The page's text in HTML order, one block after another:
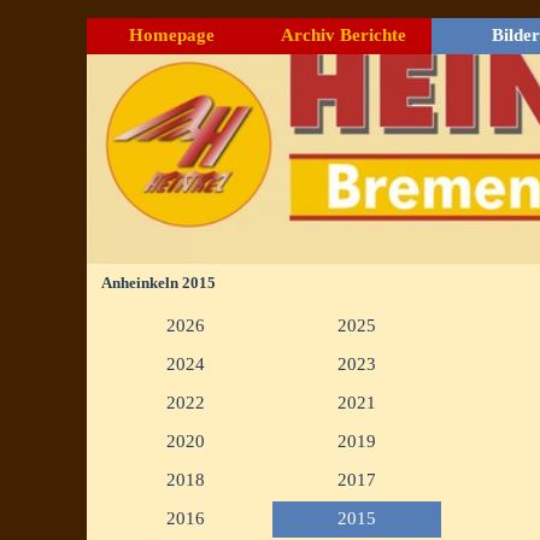
Homepage Archiv Berichte ▼
Bilder
Anheinkeln 2015
2026 ▼
2025
2024
▼
2023
2022
▼
2021
2020
▼
2019
2018
▼
2017
2016
▼
2015